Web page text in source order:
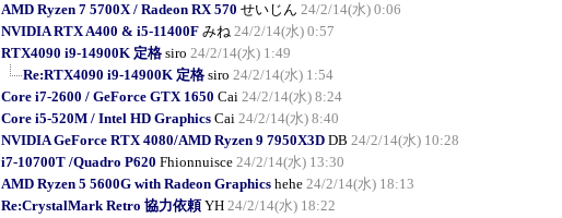
AMD Ryzen 7 5700X / Radeon RX 570 せいじん 24/2/14(水) 0:06
NVIDIA RTX A400 & i5-11400F みね 24/2/14(水) 0:57
RTX4090 i9-14900K 定格 siro 24/2/14(水) 1:49
Re:RTX4090 i9-14900K 定格 siro 24/2/14(水) 1:54
Core i7-2600 / GeForce GTX 1650 Cai 24/2/14(水) 8:24
Core i5-520M / Intel HD Graphics Cai 24/2/14(水) 8:40
NVIDIA GeForce RTX 4080/AMD Ryzen 9 7950X3D DB 24/2/14(水) 10:28
i7-10700T /Quadro P620 Fhionnuisce 24/2/14(水) 13:30
AMD Ryzen 5 5600G with Radeon Graphics hehe 24/2/14(水) 18:13
Re:CrystalMark Retro 協力依頼 YH 24/2/14(水) 18:22